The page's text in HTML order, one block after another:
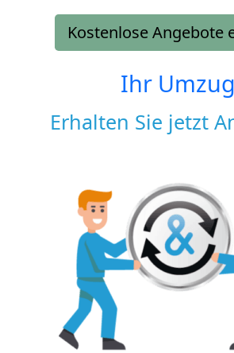
Kostenlose Angebote
Ihr Umzug
Erhalten Sie jetzt